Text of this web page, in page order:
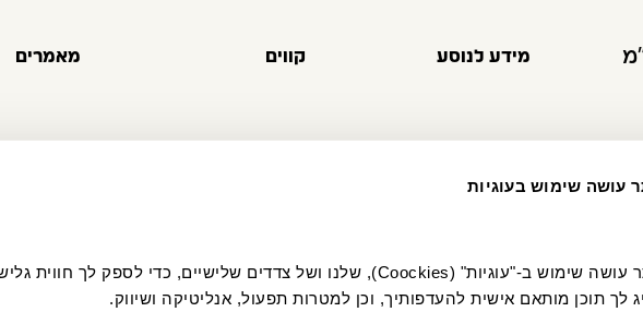
עושה שימוש בעוגיות
לך תוכן מותאם אישית להעדפותיך, וכן למטרות תפעול, אנליטיקה ושיווק.
מידע לנוסע קווים מאמרים
הצהרת פרטיות הצהרת נגישותדו״ח מניעת זיהום אוויר תקני ISO ואבטחת מידע